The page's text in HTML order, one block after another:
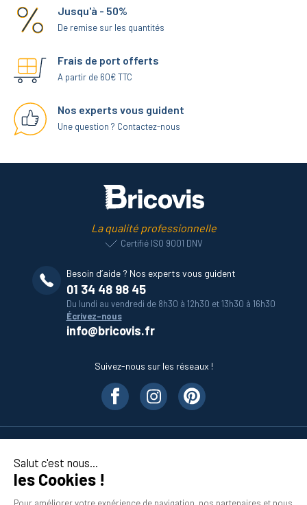
Salut c'est nous...
les Cookies !
Jusqu'à - 50%
De remise sur les quantités
Frais de port offerts
A partir de 60€ TTC
Nos experts vous guident
Une question ? Contactez-nous
La qualité professionnelle
Certifié ISO 9001 DNV
Besoin d’aide ? Nos experts vous guident
01 34 48 98 45
Du lundi au vendredi de 8h30 à 12h30 et 13h30 à 16h30
Écrivez-nous
info@bricovis.fr
Suivez-nous sur les réseaux !
En savoir plus